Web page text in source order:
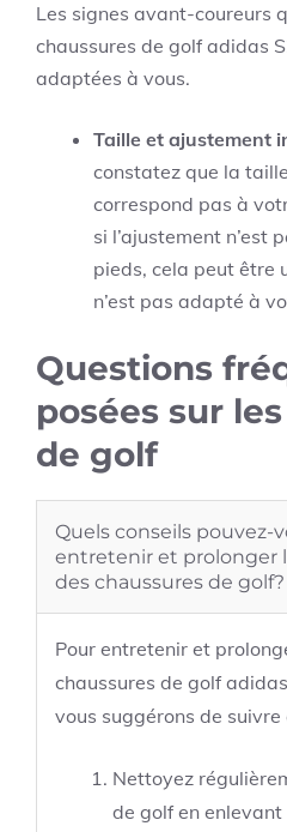
Les signes avant-coureurs
chaussures de golf adidas
adaptées à vous.
Taille et ajustement
constatez que la
correspond pas à
si l’ajustement n’est
pieds, cela peut être
n’est pas adapté à
Questions
posées sur
de golf
Quels conseils pouvez-
entretenir et prolonger
des chaussures de golf?
Pour entretenir et
chaussures de golf
vous suggérons de suivre
Nettoyez
de golf en